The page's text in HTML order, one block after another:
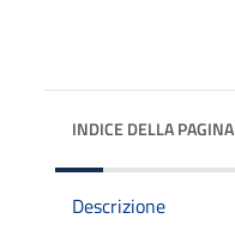
INDICE DELLA PAGINA
Descrizione